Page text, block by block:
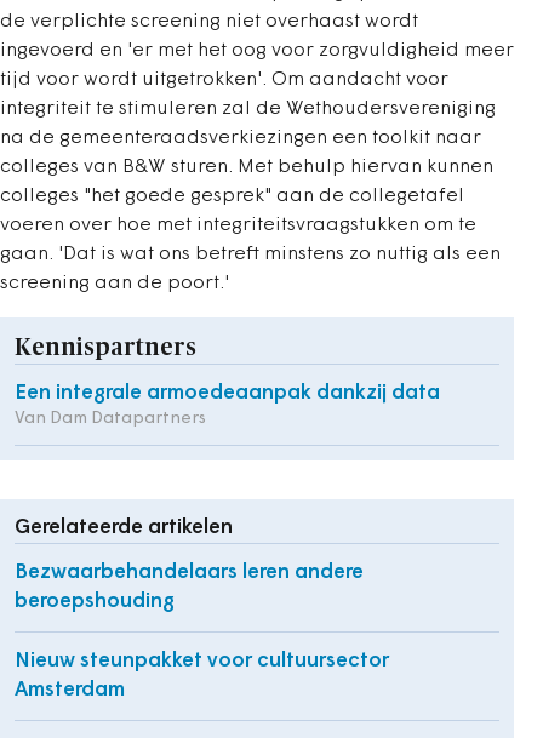
de verplichte screening niet overhaast wordt
ingevoerd en 'er met het oog voor zorgvuldigheid meer
tijd voor wordt uitgetrokken'. Om aandacht voor
integriteit te stimuleren zal de Wethoudersvereniging
na de gemeenteraadsverkiezingen een toolkit naar
colleges van B&W sturen. Met behulp hiervan kunnen
colleges "het goede gesprek" aan de collegetafel
voeren over hoe met integriteitsvraagstukken om te
gaan. 'Dat is wat ons betreft minstens zo nuttig als een
screening aan de poort.'
Kennispartners
Een integrale armoedeaanpak dankzij data
Van Dam Datapartners
Gerelateerde artikelen
Bezwaarbehandelaars leren andere
beroepshouding
Nieuw steunpakket voor cultuursector
Amsterdam